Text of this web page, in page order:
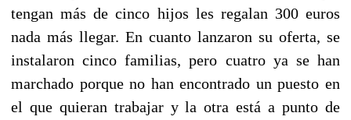
tengan más de cinco hijos les regalan 300 euros
nada más llegar. En cuanto lanzaron su oferta, se
instalaron cinco familias, pero cuatro ya se han
marchado porque no han encontrado un puesto en
el que quieran trabajar y la otra está a punto de